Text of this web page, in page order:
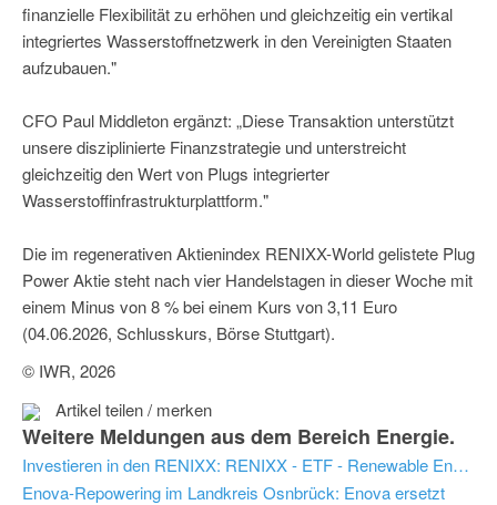
finanzielle Flexibilität zu erhöhen und gleichzeitig ein vertikal
integriertes Wasserstoffnetzwerk in den Vereinigten Staaten
aufzubauen."
CFO Paul Middleton ergänzt: „Diese Transaktion unterstützt
unsere disziplinierte Finanzstrategie und unterstreicht
gleichzeitig den Wert von Plugs integrierter
Wasserstoffinfrastrukturplattform."
Die im regenerativen Aktienindex RENIXX-World gelistete Plug
Power Aktie steht nach vier Handelstagen in dieser Woche mit
einem Minus von 8 % bei einem Kurs von 3,11 Euro
(04.06.2026, Schlusskurs, Börse Stuttgart).
© IWR, 2026
Artikel teilen / merken
Weitere Meldungen aus dem Bereich Energie.
Investieren in den RENIXX: RENIXX - ETF - Renewable Energy Industrial Index
Enova-Repowering im Landkreis Osnbrück: Enova ersetzt